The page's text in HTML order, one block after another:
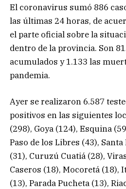
El coronavirus sumó 886
las últimas 24 horas, de
el parte oficial sobre la
dentro de la provincia. Son
acumulados y 1.133 las
pandemia.
Ayer se realizaron 6.587
positivos en las siguientes
(298), Goya (124), Esquina
Paso de los Libres (43),
(31), Curuzú Cuatiá (28),
Caseros (18), Mocoretá (18),
(13), Parada Pucheta (13),